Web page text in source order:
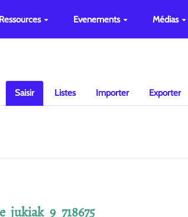
Ressources Evenements Médias
Saisir Listes Importer Exporter